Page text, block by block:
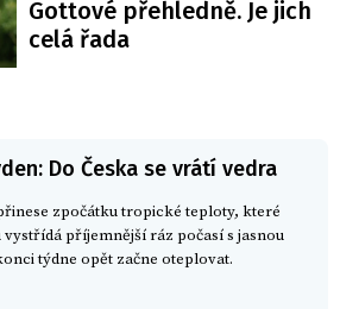
Gottové přehledně. Je jich
celá řada
Do Česka se vrátí vedra
zpočátku tropické teploty, které
příjemnější ráz počasí s jasnou
týdne opět začne oteplovat.